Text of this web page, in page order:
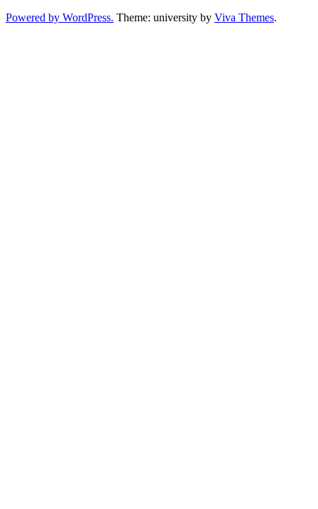
Powered by WordPress. Theme: university by Viva Themes.